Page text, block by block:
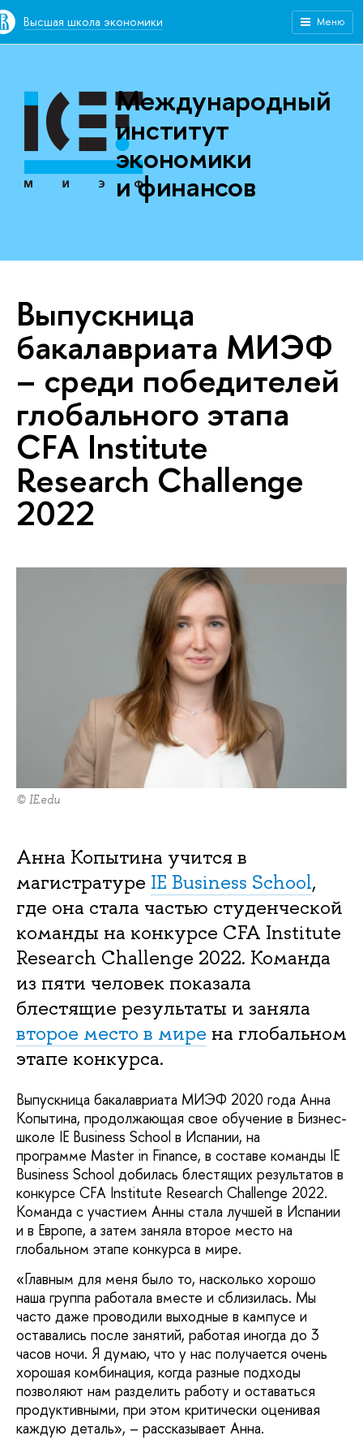
Высшая школа экономики Меню
Международный
институт
экономики
и финансов
Выпускница
бакалавриата МИЭФ
– среди победителей
глобального этапа
CFA Institute
Research Challenge
2022
© IE.edu
Анна Копытина учится в
магистратуре IE Business School,
где она стала частью студенческой
команды на конкурсе CFA Institute
Research Challenge 2022. Команда
из пяти человек показала
блестящие результаты и заняла
второе место в мире на глобальном
этапе конкурса.
Выпускница бакалавриата МИЭФ 2020 года Анна
Копытина, продолжающая свое обучение в Бизнес-
школе IE Business School в Испании, на
программе Master in Finance, в составе команды IE
Business School добилась блестящих результатов в
конкурсе CFA Institute Research Challenge 2022.
Команда с участием Анны стала лучшей в Испании
и в Европе, а затем заняла второе место на
глобальном этапе конкурса в мире.
«Главным для меня было то, насколько хорошо
наша группа работала вместе и сблизилась. Мы
часто даже проводили выходные в кампусе и
оставались после занятий, работая иногда до 3
часов ночи. Я думаю, что у нас получается очень
хорошая комбинация, когда разные подходы
позволяют нам разделить работу и оставаться
продуктивными, при этом критически оценивая
каждую деталь», – рассказывает Анна.